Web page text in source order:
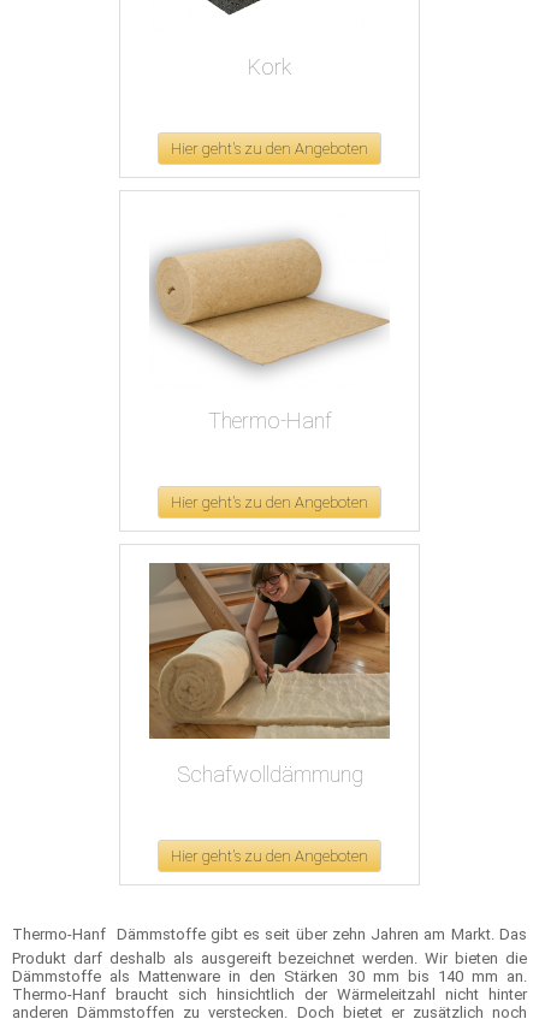
Kork
Hier geht's zu den Angeboten
Thermo-Hanf
Hier geht's zu den Angeboten
Schafwolldämmung
Hier geht's zu den Angeboten
Thermo-Hanf  Dämmstoffe gibt es seit über zehn Jahren am Markt. Das
Produkt darf deshalb als ausgereift bezeichnet werden. Wir bieten die
Dämmstoffe als Mattenware in den Stärken 30 mm bis 140 mm an.
Thermo-Hanf braucht sich hinsichtlich der Wärmeleitzahl nicht hinter
anderen Dämmstoffen zu verstecken. Doch bietet er zusätzlich noch